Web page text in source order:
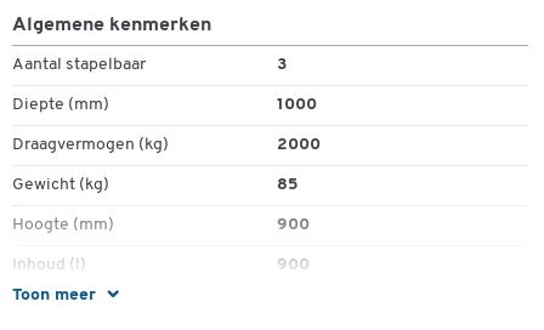
Gewicht: 100 kg (gelakt), gewicht: 110 kg (verzinkt)
Breedtemaat excl. hijshaken
Tegen meerprijs verkrijgbaar:
Houder olie- en waterdicht gelast (zie toebehoren)
Toon meer
Algemene kenmerken
Aantal stapelbaar 3
Diepte (mm) 1000
Draagvermogen (kg) 2000
Gewicht (kg) 85
Hoogte (mm) 900
Inhoud (l) 900
Materiaal